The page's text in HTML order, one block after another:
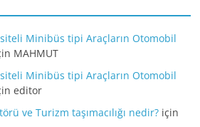
Minibüs tipi Araçların Otomobil
MAHMUT
Minibüs tipi Araçların Otomobil
editor
ve Turizm taşımacılığı nedir? için